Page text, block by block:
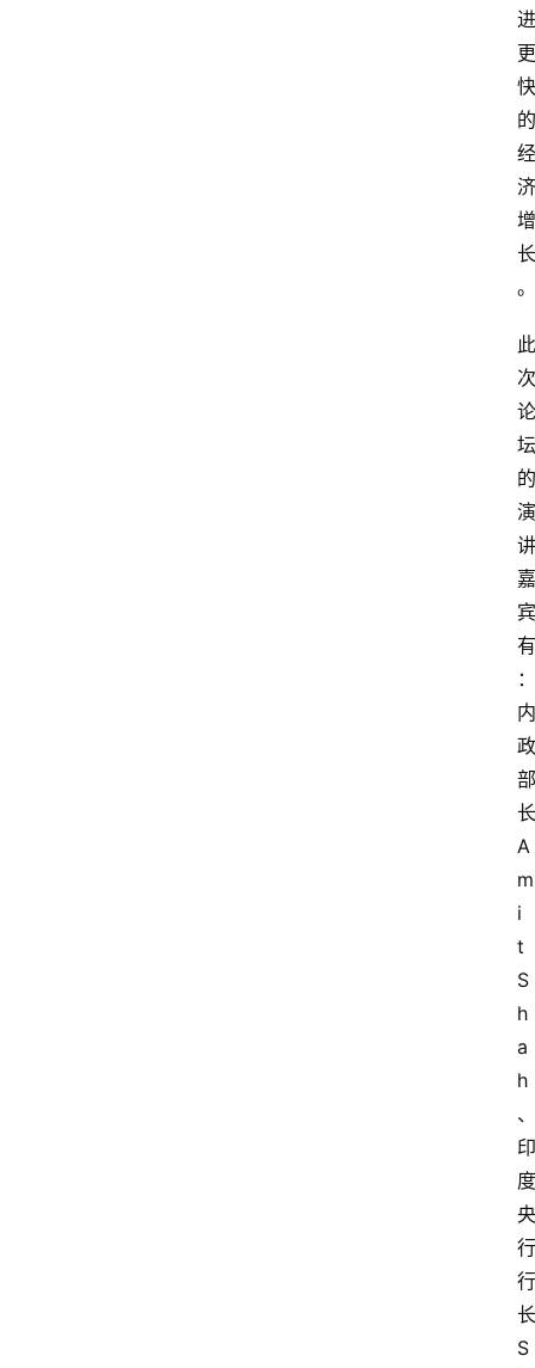
进
更
快
的
经
济
增
长
。
此
次
论
坛
的
演
讲
嘉
宾
有
：
内
政
部
长
A
m
i
t
S
h
a
h
、
印
度
央
行
行
长
S